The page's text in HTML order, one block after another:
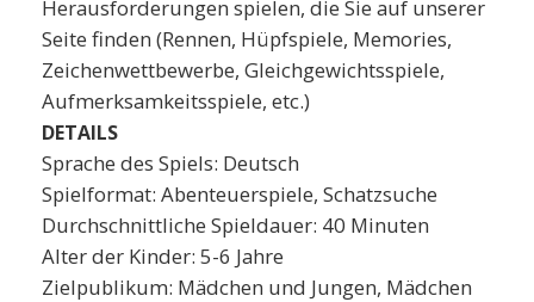
Herausforderungen spielen, die Sie auf unserer
Seite finden (Rennen, Hüpfspiele, Memories,
Zeichenwettbewerbe, Gleichgewichtsspiele,
Aufmerksamkeitsspiele, etc.)
DETAILS
Sprache des Spiels: Deutsch
Spielformat: Abenteuerspiele, Schatzsuche
Durchschnittliche Spieldauer: 40 Minuten
Alter der Kinder: 5-6 Jahre
Zielpublikum: Mädchen und Jungen, Mädchen